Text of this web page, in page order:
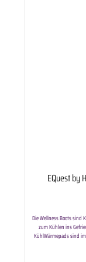
EQuest by
Die Wellness Boots sind
zum Kühlen ins
KühlWärmepads sind
regen die